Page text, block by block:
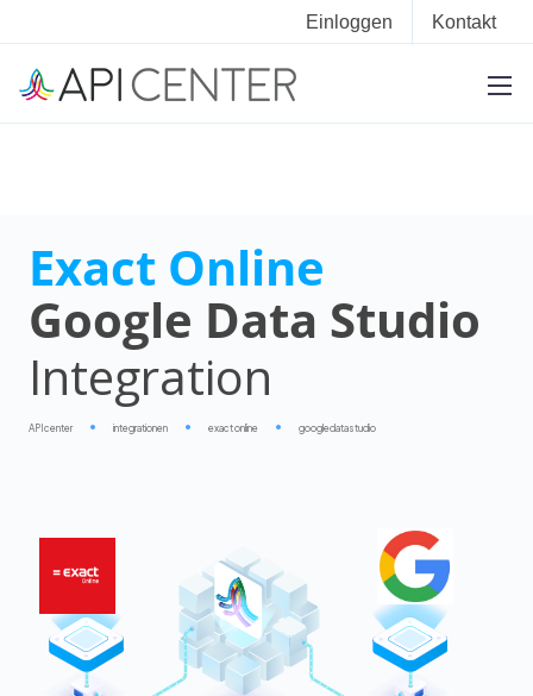
Einloggen Kontakt
Exact Online
Google Data Studio
Integration
APIcenter integrationen exact online googledatastudio